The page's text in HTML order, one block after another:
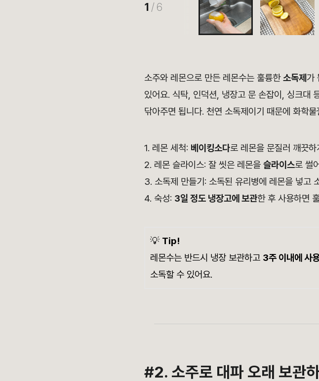
1 / 6
소주와 레몬으로 만든 레몬수는 훌륭한소독제가
있어요. 식탁, 인덕션, 냉장고 문 손잡이, 싱크대
닦아주면 됩니다. 천연 소독제이기 때문에 화학
1. 레몬 세척: 베이킹소다로 레몬을 문질러 깨끗
2. 레몬 슬라이스: 잘 씻은 레몬을 슬라이스로 썰
3. 소독제 만들기: 소독된 유리병에 레몬을 넣고
4. 숙성: 3일 정도 냉장고에 보관한 후 사용하면
💡 Tip!
레몬수는 반드시 냉장 보관하고 3주 이내에 사
소독할 수 있어요.
#2. 소주로 대파 오래 보관하